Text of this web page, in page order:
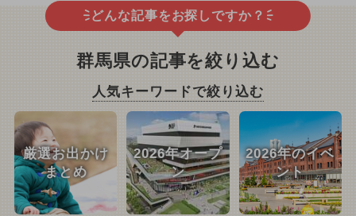
どんな記事をお探しですか？
群馬県の記事を絞り込む
人気キーワードで絞り込む
厳選お出かけ
まとめ
2026年オープ
ン
2026年のイベ
ント